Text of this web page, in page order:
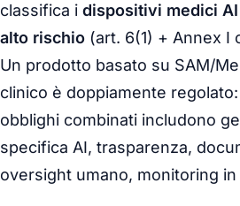
classifica i dispositivi medici AI
alto rischio (art. 6(1) + Annex I
Un prodotto basato su SAM/
clinico è doppiamente regolato:
obblighi combinati includono
specifica AI, trasparenza,
oversight umano, monitoring